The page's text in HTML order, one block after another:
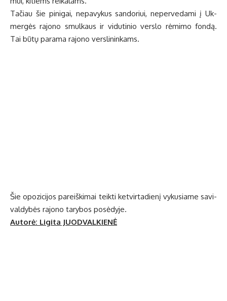
Ta­čiau šie pi­ni­gai, ne­pa­vy­kus san­do­riui, ne­per­ve­da­mi į Uk­
mer­gės ra­jo­no smul­kaus ir vi­du­ti­nio ver­slo rė­mi­mo fon­dą.
Tai bū­tų pa­ra­ma ra­jo­no ver­sli­nin­kams.
Šie opo­zi­ci­jos pa­reiš­ki­mai teik­ti ket­vir­ta­die­nį vy­ku­sia­me sa­vi­
val­dy­bės ra­jo­no ta­ry­bos po­sė­dy­je.
Autorė: Li­gi­ta JUODVALKIENĖ